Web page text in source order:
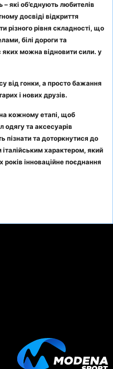
– які об’єднують любителів
досвіді відкриття
різного рівня складності, що
білі дороги та
можна відновити сили. у
від гонки, а просто бажання
і нових друзів.
кожному етапі, щоб
одягу та аксесуарів
пізнати та доторкнутися до
характером, який
років інноваційне поєднання